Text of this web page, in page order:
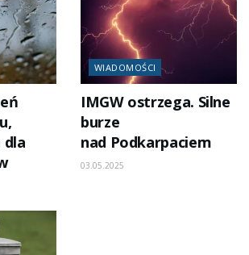
dla
WIADOMOŚCI
IMGW ostrzega. Silne
burze
nad Podkarpaciem
03.05.2025